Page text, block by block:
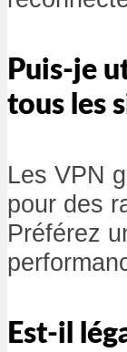
Puis-je
tous les
Les VPN
pour des
Préférez
Est-il